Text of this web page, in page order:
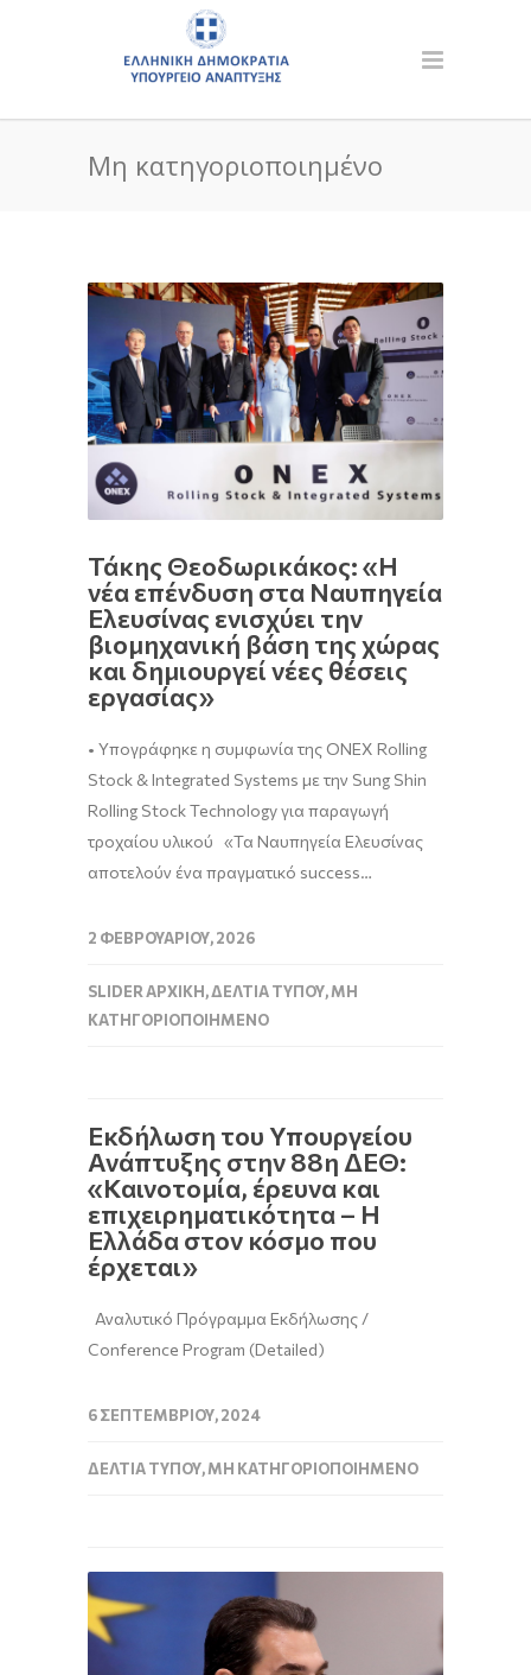
Μη κατηγοριοποιημένο
Τάκης Θεοδωρικάκος: «Η
νέα επένδυση στα Ναυπηγεία
Ελευσίνας ενισχύει την
βιομηχανική βάση της χώρας
και δημιουργεί νέες θέσεις
εργασίας»
• Υπογράφηκε η συμφωνία της ONEX Rolling
Stock & Integrated Systems με την Sung Shin
Rolling Stock Technology για παραγωγή
τροχαίου υλικού «Τα Ναυπηγεία Ελευσίνας
αποτελούν ένα πραγματικό success…
2 ΦΕΒΡΟΥΑΡΊΟΥ, 2026
SLIDER ΑΡΧΙΚΉ,ΔΕΛΤΊΑ ΤΎΠΟΥ,ΜΗ
ΚΑΤΗΓΟΡΙΟΠΟΙΗΜΈΝΟ
Εκδήλωση του Υπουργείου
Ανάπτυξης στην 88η ΔΕΘ:
«Καινοτομία, έρευνα και
επιχειρηματικότητα – Η
Ελλάδα στον κόσμο που
έρχεται»
Αναλυτικό Πρόγραμμα Εκδήλωσης /
Conference Program (Detailed)
6 ΣΕΠΤΕΜΒΡΊΟΥ, 2024
ΔΕΛΤΊΑ ΤΎΠΟΥ,ΜΗ ΚΑΤΗΓΟΡΙΟΠΟΙΗΜΈΝΟ